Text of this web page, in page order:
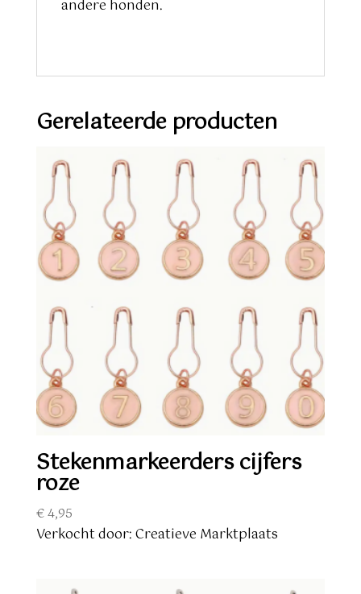
andere honden.
Gerelateerde producten
Stekenmarkeerders cijfers
roze
€4,95
Verkocht door: Creatieve Marktplaats